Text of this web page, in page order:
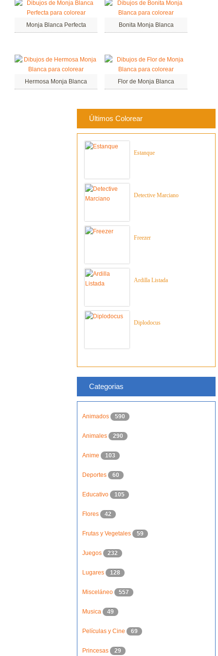
Monja Blanca Perfecta Bonita Monja Blanca
Hermosa Monja Blanca Flor de Monja Blanca
Últimos Colorear
Estanque
Detective Marciano
Freezer
Ardilla Listada
Diplodocus
Categorias
Animados 590
Animales 290
Anime 103
Deportes 60
Educativo 105
Flores 42
Frutas y Vegetales 59
Juegos 232
Lugares 128
Misceláneo 557
Musica 49
Películas y Cine 69
Princesas 29